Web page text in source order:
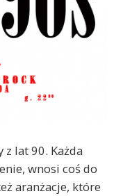
lat 90. Każda
wnosi coś do
aranżacje, które